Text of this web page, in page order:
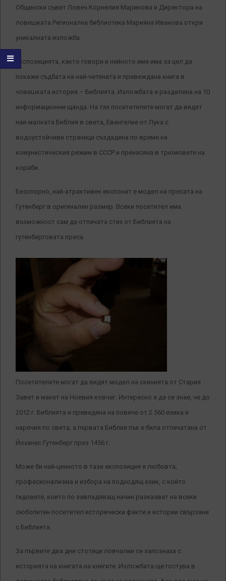
Общински съвет Ловеч Корнелия Маринова и Директора на
ловешката Регионална библиотека Марияна Иванова откри
уникалната изложба.
Експозицията, както говори и нейното име има за цел да
покаже съдбата на най-четената и превеждана книга в
човешката история – Библията. Изложбата е разделена на 10
информационни щанда. На тях посетителите могат да видят
най-малката Библия в света, Евангелие от Лука с
водоустойчиви страници създадена по време на
комунистическия режим в СССР и пренасяна в трюмовете на
кораби.
Безспорно, най-атрактивен експонат е модел на пресата на
Гутенберг в оригинален размер. Всеки посетител има
възможност сам да отпечата стих от Библията на
гутенберговата преса.
Посетителите могат да видят модел на скинията от Стария
Завет и макет на Ноевия ковчег. Интересно е да се знае, че до
2012 г. Библията е преведена на повече от 2 560 езика и
наречия по света, а първата Библия пък е била отпечатана от
Йоханес Гутенберг през 1456 г.
Може би най-ценното в тази експозиция е любовта,
професионализма и избора на подходящ език, с който
гидовете, които по завладяващ начин разказват на всеки
любопитен посетител исторически факти и истории свързани
с Библията.
За първите два дни стотици ловчалии се запознаха с
историята на книгата на книгите. Изложбата ще гостува в